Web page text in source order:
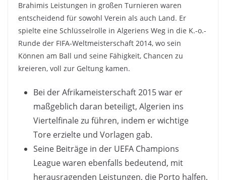
Brahimis Leistungen in großen Turnieren waren
entscheidend für sowohl Verein als auch Land. Er
spielte eine Schlüsselrolle in Algeriens Weg in die K.-o.-
Runde der FIFA-Weltmeisterschaft 2014, wo sein
Können am Ball und seine Fähigkeit, Chancen zu
kreieren, voll zur Geltung kamen.
Bei der Afrikameisterschaft 2015 war er
maßgeblich daran beteiligt, Algerien ins
Viertelfinale zu führen, indem er wichtige
Tore erzielte und Vorlagen gab.
Seine Beiträge in der UEFA Champions
League waren ebenfalls bedeutend, mit
herausragenden Leistungen, die Porto halfen,